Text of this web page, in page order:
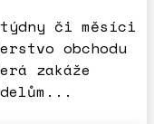
či měsíci
obchodu
zakáže